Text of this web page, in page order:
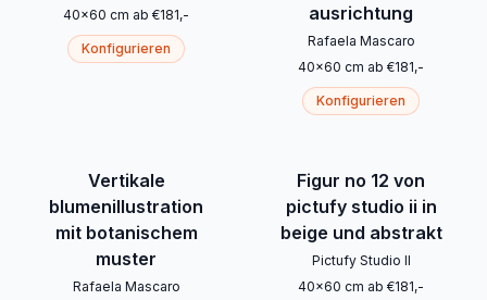
40x60 cm ab €181,-
Konfigurieren
ausrichtung
Rafaela Mascaro
40x60 cm ab €181,-
Konfigurieren
Vertikale
blumenillustration
mit botanischem
muster
Rafaela Mascaro
Figur no 12 von
pictufy studio ii in
beige und abstrakt
Pictufy Studio II
40x60 cm ab €181,-